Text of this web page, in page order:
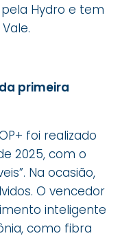
Hydro e tem
primeira
foi realizado
2025, com o
Na ocasião,
O vencedor
inteligente
como fibra